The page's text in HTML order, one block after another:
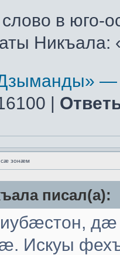
в юго-
—
|
зонæм
писал(а):
Искуы